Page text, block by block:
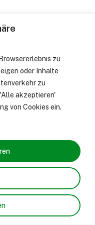
zu
oder Inhalte
zu
akzeptieren'
von Cookies ein.